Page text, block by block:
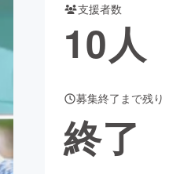
ューティー・ヘルスケア
Creation
ュニティ
支援者数
10人
募集終了まで残り
終了